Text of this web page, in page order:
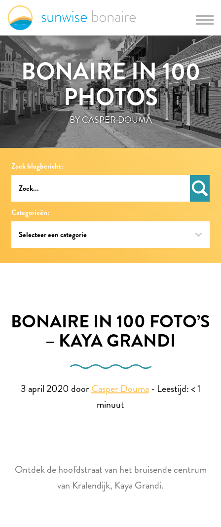
BONAIRE IN 100
PHOTOS
BY CASPER DOUMA
Zoek blogbericht:
Categorieën:
BONAIRE IN 100 FOTO’S
– KAYA GRANDI
3 april 2020 doorCasper Douma- Leestijd:< 1
minuut
Ontdek de hoofdstraat van het bruisende centrum
van Kralendijk, Kaya Grandi.